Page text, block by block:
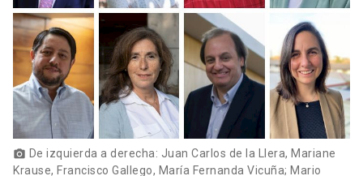
Donaciones launch
photo_camera De izquierda a derecha: Juan Carlos de la Llera, Mariane
Krause, Francisco Gallego, María Fernanda Vicuña; Mario